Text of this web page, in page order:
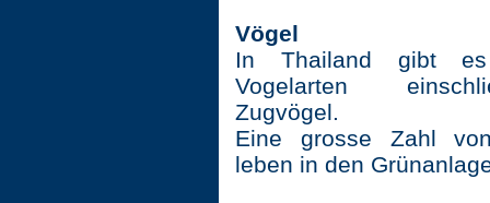
Vögel
In Thailand gibt
Vogelarten
Zugvögel.
Eine grosse Zahl
leben in den